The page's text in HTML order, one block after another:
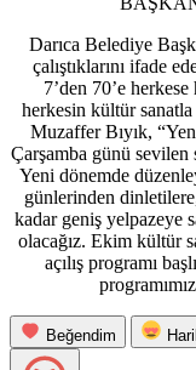
Darıca Belediye
çalıştıklarını ifade
7’den 70’e
herkesin kültür
Muzaffer Bıyık,
Çarşamba günü sevilen
Yeni dönemde
günlerinden
kadar geniş yelpazeye
olacağız. Ekim kültür
açılış programı
Beğendim